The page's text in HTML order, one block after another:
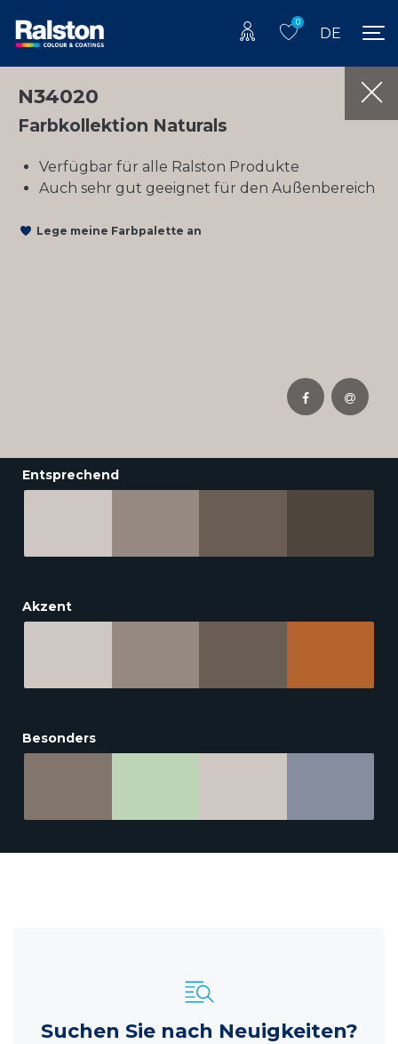
0
DE
N34020
Farbkollektion Naturals
Verfügbar für alle Ralston Produkte
Auch sehr gut geeignet für den Außenbereich
Lege meine Farbpalette an
Entsprechend
Akzent
Besonders
Suchen Sie nach Neuigkeiten?